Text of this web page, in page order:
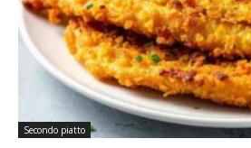
Secondo piatto